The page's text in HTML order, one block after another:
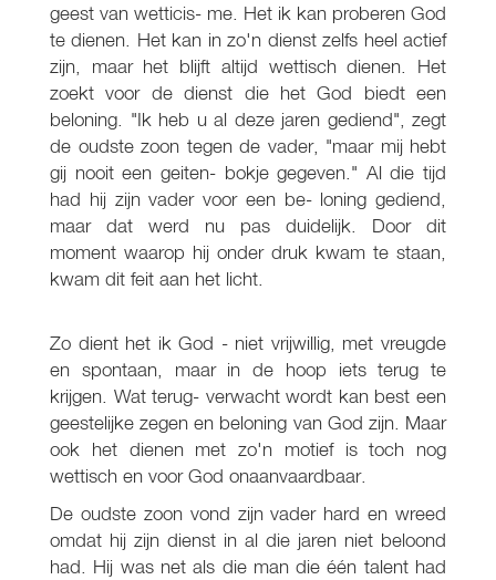
geest van wetticis- me. Het ik kan proberen God
te dienen. Het kan in zo'n dienst zelfs heel actief
zijn, maar het blijft altijd wettisch dienen. Het
zoekt voor de dienst die het God biedt een
beloning. "Ik heb u al deze jaren gediend", zegt
de oudste zoon tegen de vader, "maar mij hebt
gij nooit een geiten- bokje gegeven." Al die tijd
had hij zijn vader voor een be- loning gediend,
maar dat werd nu pas duidelijk. Door dit
moment waarop hij onder druk kwam te staan,
kwam dit feit aan het licht.
Zo dient het ik God - niet vrijwillig, met vreugde
en spontaan, maar in de hoop iets terug te
krijgen. Wat terug- verwacht wordt kan best een
geestelijke zegen en beloning van God zijn. Maar
ook het dienen met zo'n motief is toch nog
wettisch en voor God onaanvaardbaar.
De oudste zoon vond zijn vader hard en wreed
omdat hij zijn dienst in al die jaren niet beloond
had. Hij was net als die man die één talent had